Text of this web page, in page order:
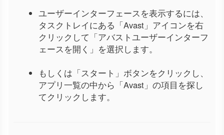
ユーザーインターフェースを表示するには、
タスクトレイにある「Avast」アイコンを右
クリックして「アバストユーザーインターフ
ェースを開く」を選択します。
もしくは「スタート」ボタンをクリックし、
アプリ一覧の中から「Avast」の項目を探し
てクリックします。